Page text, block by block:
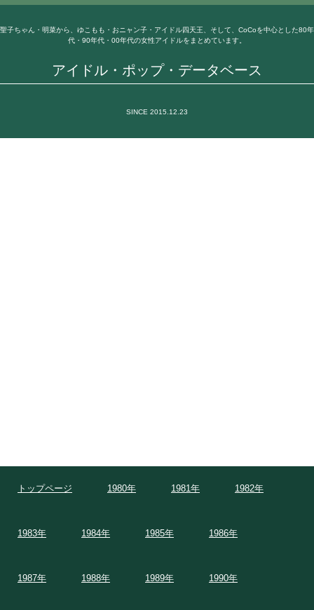
アイドル・ポップ・データベース
聖子ちゃん・明菜から、ゆこもも・おニャン子・アイドル四天王、そして、CoCoを中心とした80年
代・90年代・00年代の女性アイドルをまとめています。
SINCE 2015.12.23
トップページ 1980年 1981年 1982年
1983年 1984年 1985年 1986年
1987年 1988年 1989年 1990年